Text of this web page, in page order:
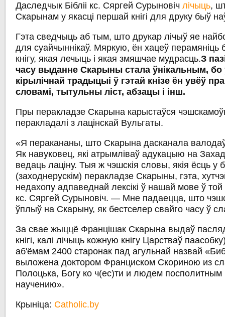
Даследчык Бібліі кс. Сяргей Сурыновічлічыць,
Скарынам у якасці першай кнігі для друку быў
Гэта сведчыць аб тым, што друкар лічыў яе
для суайчыннікаў. Мяркую, ён хацеў перамяніць
кнігу, якая лечыць і якая змяшчае мудрасць.З
часу выданне Скарыны стала ўнікальным,
кірылічнай традыцыі ў гэтай кнізе ён увёў
словамі, тытульны ліст, абзацы і інш.
Пры перакладзе Скарына карыстаўся
перакладалі з лацінскай Вульгаты.
«Я перакананы, што Скарына дасканала
Як навуковец, які атрымліваў адукацыю на
ведаць лаціну. Тыя ж чэшскія словы, якія ёсць у
(заходнерускім) перакладзе Скарыны, гэта,
недахопу адпаведнай лексікі ў нашай мове ў
кс. Сяргей Сурыновіч. — Мне падаецца, што
ўплыў на Скарыну, як бестселер свайго часу ў
За свае жыццё Францішак Скарына выдаў
кнігі, калі лічыць кожную кнігу Царстваў
аб'ёмам 2400 старонак пад агульнай назвай
выложена доктором Франциском Скориною из
Полоцька, Богу ко ч(ес)ти и людем посполитным
научению».
Крыніца: Catholic.by